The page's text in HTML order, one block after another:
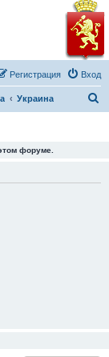
Вход
Регистрация
Украина
форуме.